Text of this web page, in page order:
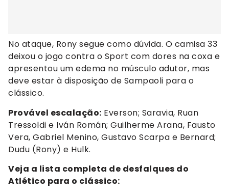
No ataque, Rony segue como dúvida. O camisa 33
deixou o jogo contra o Sport com dores na coxa e
apresentou um edema no músculo adutor, mas
deve estar à disposição de Sampaoli para o
clássico.
Provável escalação: Everson; Saravia, Ruan
Tressoldi e Iván Román; Guilherme Arana, Fausto
Vera, Gabriel Menino, Gustavo Scarpa e Bernard;
Dudu (Rony) e Hulk.
Veja a lista completa de desfalques do
Atlético para o clássico: